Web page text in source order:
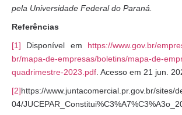
pela Universidade Federal do Paraná.
Referências
[1] Disponível em https://www.gov.br/
br/mapa-de-empresas/boletins/mapa-de-
quadrimestre-2023.pdf . Acesso em 21 jun.
[2]https://www.juntacomercial.pr.gov.br/sites/
04/